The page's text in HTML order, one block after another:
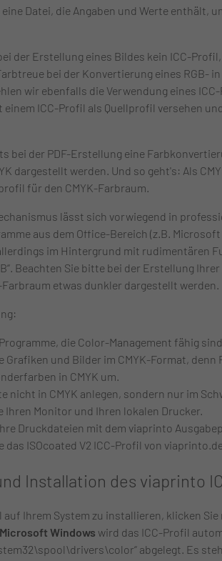
Datei, die Angaben und Werte enthält,
der Erstellung eines Bildes kein ICC-
bei der Konvertierung eines RGB-
wir ebenfalls die Verwendung eines
einem ICC-Profil als Quellprofil versehen
bei der PDF-Erstellung eine
dargestellt werden. Und so geht's: Als
für den CMYK-Farbraum.
lässt sich vorwiegend in
aus dem Office-Bereich (z.B.
im Hintergrund mit rudimentären
Beachten Sie bitte bei der Erstellung
Farbraum etwas dunkler dargestellt werden.
die Color-Management fähig
Grafiken und Bilder im CMYK-Format,
in CMYK um.
nicht in CMYK anlegen, sondern nur im
Ihren Monitor und Ihren lokalen Drucker.
Druckdateien mit dem viaprinto
das ISOcoated V2 ICC-Profil von
Installation des viaprinto
auf Ihrem System zu installieren, klicken
Microsoft Windows wird das ICC-Profil
abgelegt. Es